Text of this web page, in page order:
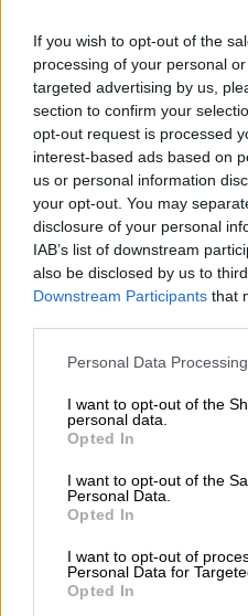
If you wish to opt-out of the
processing of your personal
targeted advertising by us,
section to confirm your
opt-out request is processed
interest-based ads based on
us or personal information
your opt-out. You may
disclosure of your personal
IAB’s list of downstream
also be disclosed by us to
Downstream Participants that
Please note that this website/
not limited to your visit or
grant or deny consent to
use your data for below
consent section.
Personal Data
I want to opt-out of the
personal data.
Opted In
I want to opt-out of the
Personal Data.
Opted In
I want to opt-out of
Personal Data for
Opted In
της Ευρώπης.
Στο πλαίσιο της
Ντάμπι, υπογράψαμε
συνεργασία με την
Ηνωμένων Αραβικών
τομείς της Τεχνητής
τεχνολογιών και
Η συμφωνία
πεδίο των
ανάπτυξη εργαλείων
ενισχύσουν την
δημόσιας διοίκησης.
εξελίσσεται σε μία
που αποκτούν
την εισαγωγή και
δευτεροβάθμια
μαθητές όσο και από